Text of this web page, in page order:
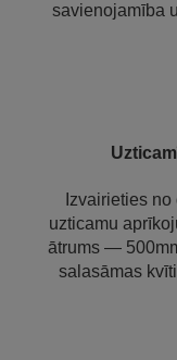
savienojamība
Izvairieties
uzticamu
ātrums —
salasāmas